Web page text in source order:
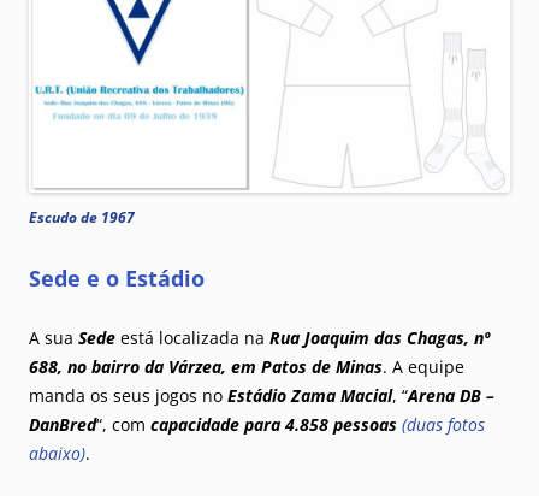
Escudo de 1967
Sede e o Estádio
A sua Sede está localizada na Rua Joaquim das Chagas, nº
688, no bairro da Várzea, em Patos de Minas. A equipe
manda os seus jogos no Estádio Zama Macial, “Arena DB –
DanBred“, com capacidade para 4.858 pessoas (duas fotos
abaixo).